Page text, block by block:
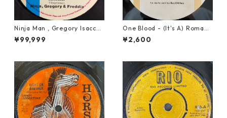
Ninja Man , Gregory Isaccs
& Freddie Mcgregor - John
Low【7-20010】
¥99,999
One Blood - (It's A) Romanc
e【12-50054】
¥2,600